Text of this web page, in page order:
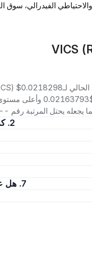
2. كم سعر وحدة واحدة من RoboFi؟
7. هل عملة RoboFi تمثل استثمارًا جيدًا؟